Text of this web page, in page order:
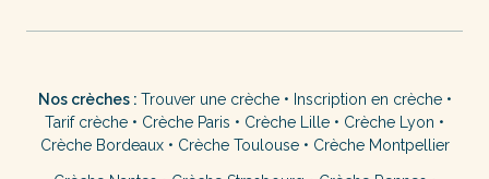
Nos crèches : Trouver une crèche• Inscription en crèche•
Tarif crèche • Crèche Paris • Crèche Lille • Crèche Lyon •
Crèche Bordeaux• Crèche Toulouse• Crèche Montpellier